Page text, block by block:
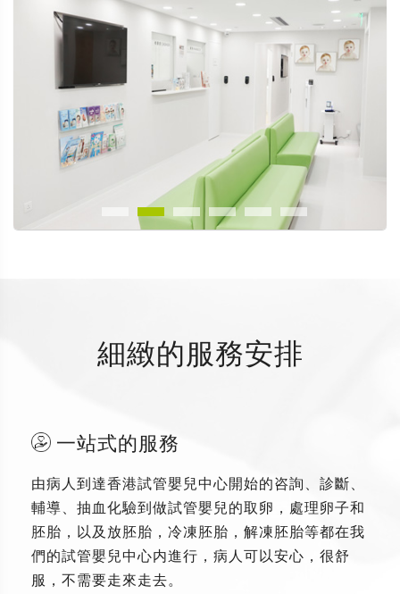
細緻的服務安排
一站式的服務
由病人到達香港試管嬰兒中心開始的咨詢、診斷、
輔導、抽血化驗到做試管嬰兒的取卵，處理卵子和
胚胎，以及放胚胎，冷凍胚胎，解凍胚胎等都在我
們的試管嬰兒中心内進行，病人可以安心，很舒
服，不需要走來走去。